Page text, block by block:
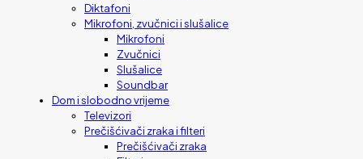
Diktafoni
Mikrofoni, zvučnici i slušalice
Mikrofoni
Zvučnici
Slušalice
Soundbar
Dom i slobodno vrijeme
Televizori
Prečišćivači zraka i filteri
Prečišćivači zraka